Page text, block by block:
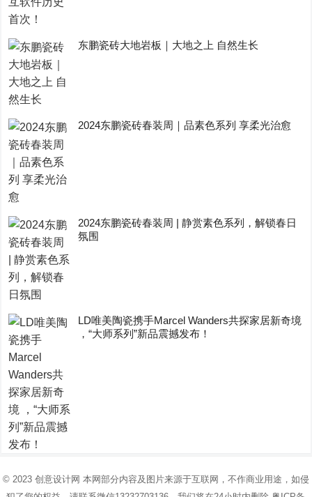
东鹏瓷砖大地岩板｜大地之上 自然生长
2024东鹏瓷砖春装周｜品素色系列 享柔光治愈
2024东鹏瓷砖春装周 | 静赏素色系列，解锁春日
氛围
LD唯美陶瓷携手Marcel Wanders共探家居新奇境
，“大师系列”新品震撼发布！
© 2023 创意设计网 本网部分内容及图片来源于互联网，不作商业用途，如侵